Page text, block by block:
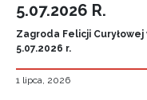
5.07.2026 R.
Zagroda Felicji
5.07.2026 r.
1 lipca, 2026